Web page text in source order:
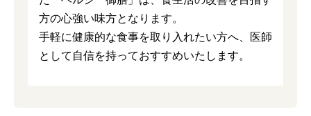
方の心強い味方となります。
手軽に健康的な食事を取り入れたい方へ、医師
として自信を持っておすすめいたします。